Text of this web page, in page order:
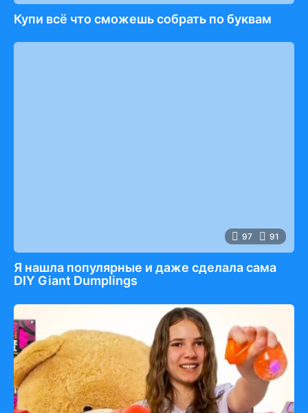
Купи всё что сможешь собрать по буквам
97 91
Я нашла популярные и даже сделала сама
DIY Giant Dumplings